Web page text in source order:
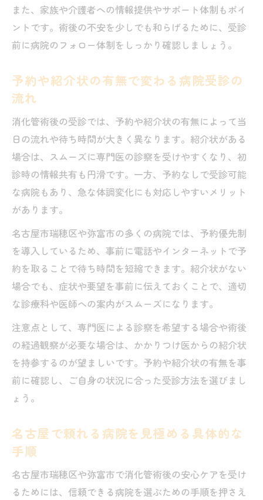
また、家族や介護者への情報提供やサポート体制もポイ
ントです。術後の不安を少しでも和らげるために、受診
前に病院のフォロー体制をしっかり確認しましょう。
予約や紹介状の有無で変わる病院受診の
流れ
消化管術後の受診では、予約や紹介状の有無によって当
日の流れや待ち時間が大きく異なります。紹介状がある
場合は、スムーズに専門医の診察を受けやすくなり、初
診時の情報共有も円滑です。一方、予約なしで受診可能
な病院もあり、急な体調変化にも対応しやすいメリット
があります。
名古屋市瑞穂区や弥富市の多くの病院では、予約優先制
を導入しているため、事前に電話やインターネットで予
約を取ることで待ち時間を短縮できます。紹介状がない
場合でも、症状や要望を事前に伝えておくことで、適切
な診療科や医師への案内がスムーズになります。
注意点として、専門医による診察を希望する場合や術後
の経過観察が必要な場合は、かかりつけ医からの紹介状
を持参するのが望ましいです。予約や紹介状の有無を事
前に確認し、ご自身の状況に合った受診方法を選びまし
ょう。
名古屋で頼れる病院を見極める具体的な
手順
名古屋市瑞穂区や弥富市で消化管術後の安心ケアを受け
るためには、信頼できる病院を選ぶための手順を押さえ